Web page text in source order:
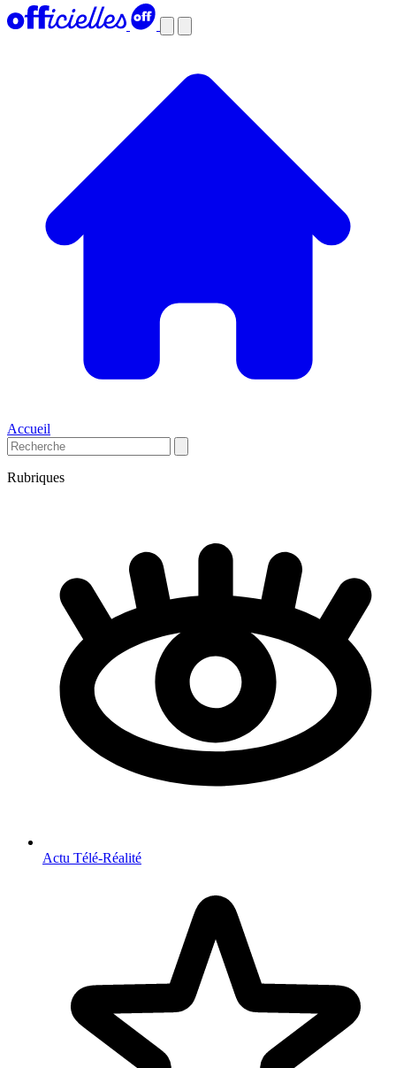
Accueil
Rubriques
Actu Télé-Réalité